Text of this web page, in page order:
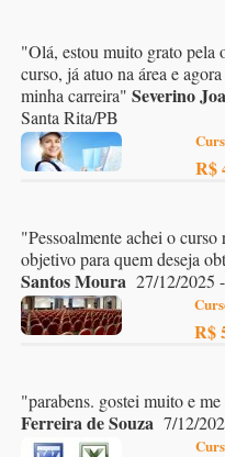
"Olá, estou muito grato pela
curso, já atuo na área e
minha carreira" Severino
Santa Rita/PB
R$
"Pessoalmente achei o
objetivo para quem deseja
Santos Moura 27/12/2025
R$
"parabens. gostei muito e
Ferreira de Souza 7/12/